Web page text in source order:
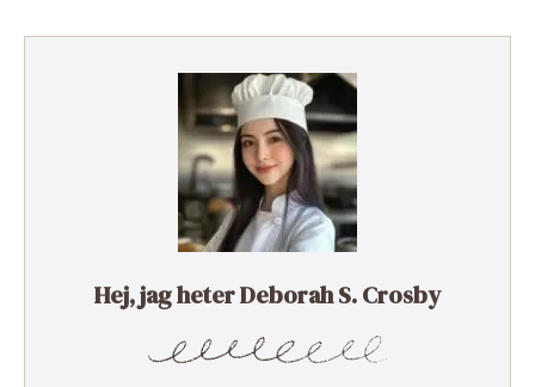
Hej, jag heter Deborah S. Crosby